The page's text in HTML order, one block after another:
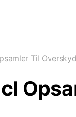
Til